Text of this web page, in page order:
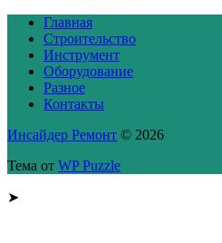
Главная
Строительство
Инструмент
Оборудование
Разное
Контакты
Инсайдер Ремонт © 2026
Тема от WP Puzzle
➤